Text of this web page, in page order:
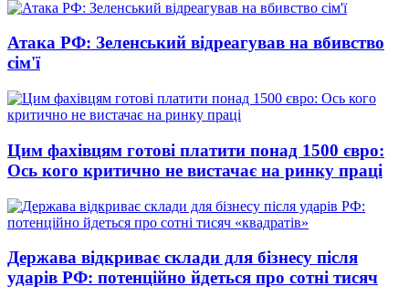
Атака РФ: Зеленський відреагував на вбивство
сім'ї
Цим фахівцям готові платити понад 1500 євро:
Ось кого критично не вистачає на ринку праці
Держава відкриває склади для бізнесу після
ударів РФ: потенційно йдеться про сотні тисяч